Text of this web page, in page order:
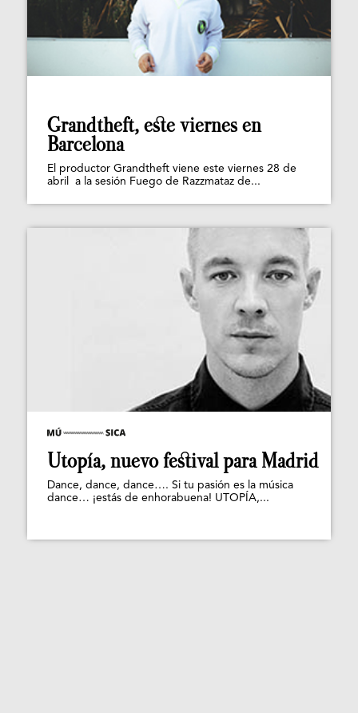
Grandtheft, este viernes en
Barcelona
El productor Grandtheft viene este viernes 28 de
abril a la sesión Fuego de Razzmataz de...
Utopía, nuevo festival para Madrid
Dance, dance, dance…. Si tu pasión es la música
dance… ¡estás de enhorabuena! UTOPÍA,...